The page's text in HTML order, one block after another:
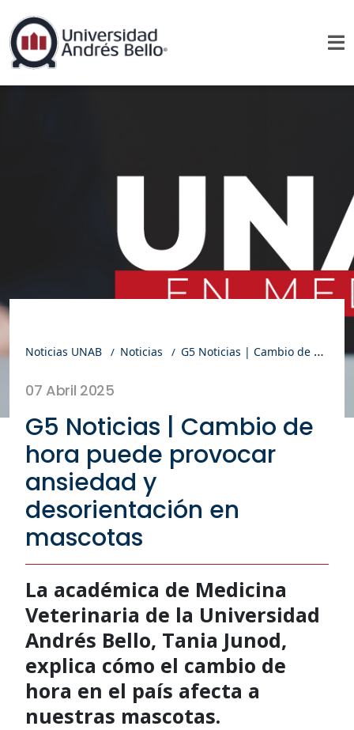
Noticias UNAB Noticias G5 Noticias | Cambio de hora puede provocar ansiedad y desorientación en mascotas
07 Abril 2025
G5 Noticias | Cambio de
hora puede provocar
ansiedad y
desorientación en
mascotas
La académica de Medicina
Veterinaria de la Universidad
Andrés Bello, Tania Junod,
explica cómo el cambio de
hora en el país afecta a
nuestras mascotas.